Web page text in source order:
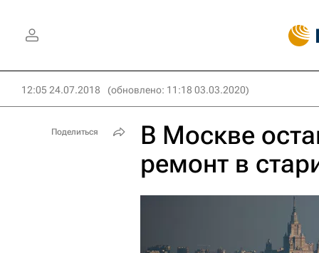
12:05 24.07.2018 (обновлено: 11:18 03.03.2020)
В Москве
ремонт в
Поделиться